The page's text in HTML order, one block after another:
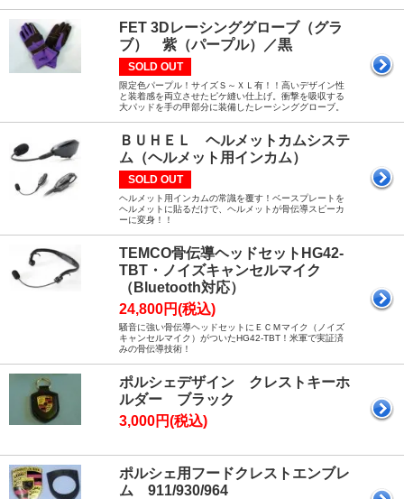
FET 3Dレーシンググローブ（グラ
ブ） 紫（パープル）／黒
SOLD OUT
限定色パープル！サイズＳ～ＸＬ有！！高いデザイン性
と装着感を両立させたピケ縫い仕上げ。衝撃を吸収する
大パッドを手の甲部分に装備したレーシンググローブ。
ＢＵＨＥＬ ヘルメットカムシステ
ム（ヘルメット用インカム）
SOLD OUT
ヘルメット用インカムの常識を覆す！ベースプレートを
ヘルメットに貼るだけで、ヘルメットが骨伝導スピーカ
ーに変身！！
TEMCO骨伝導ヘッドセットHG42-
TBT・ノイズキャンセルマイク
（Bluetooth対応）
24,800円(税込)
騒音に強い骨伝導ヘッドセットにＥＣＭマイク（ノイズ
キャンセルマイク）がついたHG42-TBT！米軍で実証済
みの骨伝導技術！
ポルシェデザイン クレストキーホ
ルダー ブラック
3,000円(税込)
ポルシェ用フードクレストエンブレ
ム 911/930/964